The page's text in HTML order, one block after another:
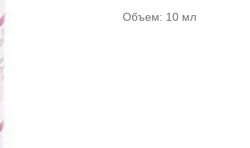
Объем: 10 мл